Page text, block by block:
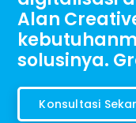
Alan
solusinya.
Konsultasi